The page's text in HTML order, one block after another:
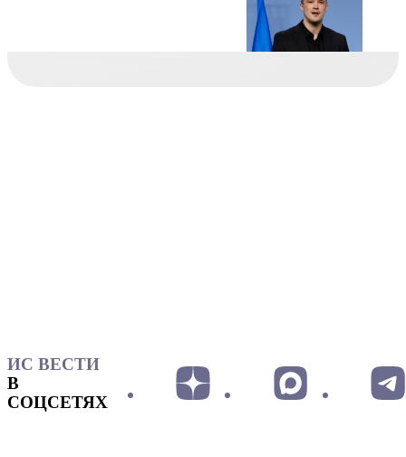
ИС ВЕСТИ
В
СОЦСЕТЯХ